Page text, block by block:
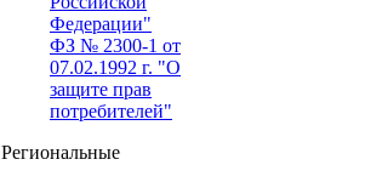
Федерации"
ФЗ № 2300-1 от
07.02.1992 г. "О
защите прав
потребителей"
Региональные